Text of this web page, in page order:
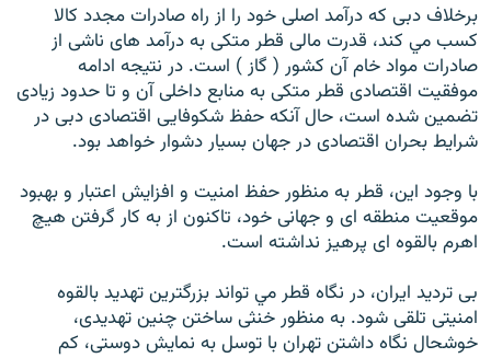
برخلاف دبی که درآمد اصلی خود را از راه صادرات مجدد کالا
کسب مي کند، قدرت مالی قطر متکی به درآمد های ناشی از
صادرات مواد خام آن کشور ( گاز ) است. در نتيجه ادامه
موفقيت اقتصادی قطر متکی به منابع داخلی آن و تا حدود زيادی
تضمين شده است، حال آنکه حفظ شکوفايی اقتصادی دبی در
شرايط بحران اقتصادی در جهان بسيار دشوار خواهد بود.
با وجود این، قطر به منظور حفظ امنيت و افزايش اعتبار و بهبود
موقعيت منطقه ای و جهانی خود، تاکنون از به کار گرفتن هيچ
اهرم بالقوه ای پرهيز نداشته است.
بی ترديد ايران، در نگاه قطر مي تواند بزرگترين تهديد بالقوه
امنيتی تلقی شود. به منظور خنثی ساختن چنين تهديدی،
خوشحال نگاه داشتن تهران با توسل به نمايش دوستی، کم